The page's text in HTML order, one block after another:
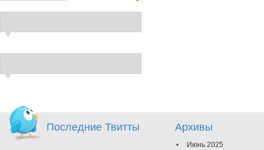
Последние Твитты Архивы
Июнь 2025